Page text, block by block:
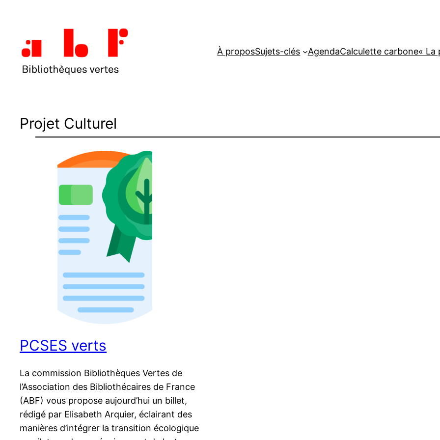
contenu
À proposSujets-clés AgendaCalculette carbone« La
Projet Culturel
PCSES verts
La commission Bibliothèques Vertes de
l’Association des Bibliothécaires de France
(ABF) vous propose aujourd’hui un billet,
rédigé par Elisabeth Arquier, éclairant des
manières d’intégrer la transition écologique